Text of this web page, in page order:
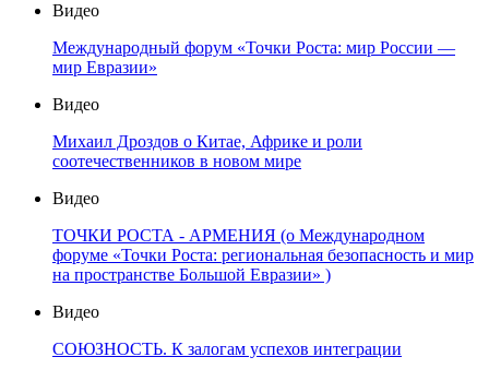
Видео
Международный форум «Точки Роста: мир России —
мир Евразии»
Видео
Михаил Дроздов о Китае, Африке и роли
соотечественников в новом мире
Видео
ТОЧКИ РОСТА - АРМЕНИЯ (о Международном
форуме «Точки Роста: региональная безопасность и мир
на пространстве Большой Евразии» )
Видео
СОЮЗНОСТЬ. К залогам успехов интеграции